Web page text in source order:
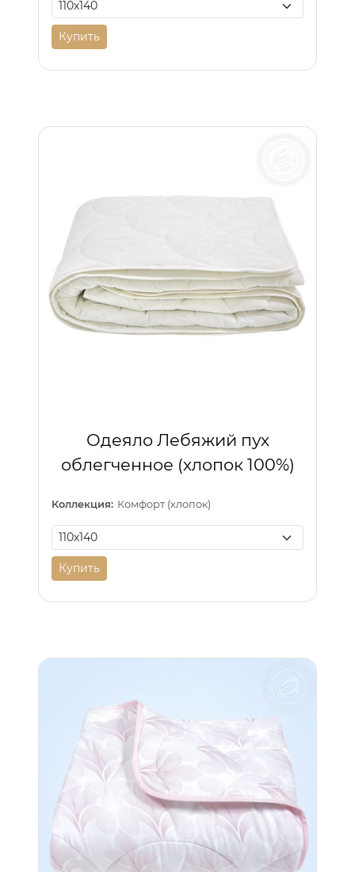
Купить
Одеяло Лебяжий пух
облегченное (хлопок 100%)
Коллекция: Комфорт (хлопок)
Купить